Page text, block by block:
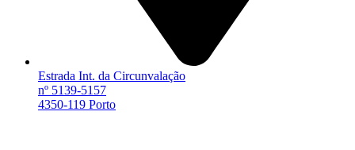
Estrada Int. da Circunvalação
nº 5139-5157
4350-119 Porto